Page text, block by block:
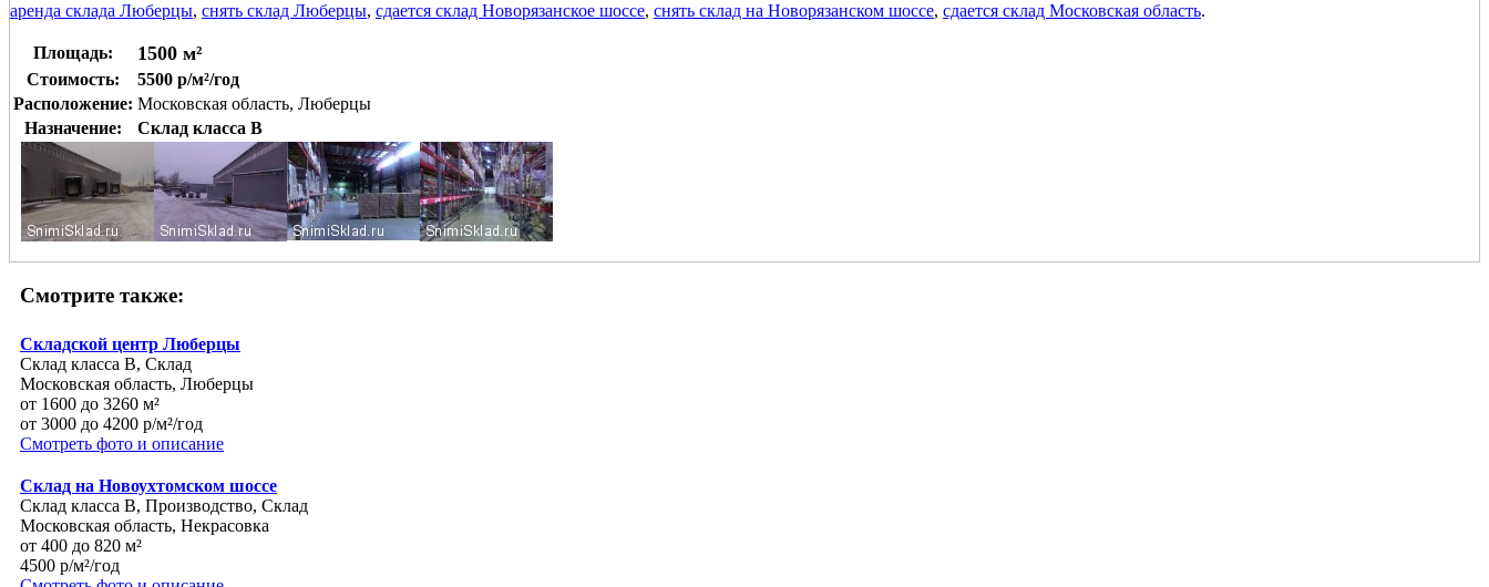
аренда склада Люберцы, снять склад Люберцы, сдается склад Новорязанское шоссе, снять склад на Новорязанском шоссе, сдается склад Московская область.
Площадь: 1500 м²
Стоимость:
5500 р/м²/год
Расположение: Московская область, Люберцы
Назначение:
Склад класса B
Смотрите также:
Складской центр Люберцы
Склад класса B, Склад
Московская область, Люберцы
от 1600 до 3260 м²
от 3000 до 4200 р/м²/год
Смотреть фото и описание
Склад на Новоухтомском шоссе
Склад класса B, Производство, Склад
Московская область, Некрасовка
от 400 до 820 м²
4500 р/м²/год